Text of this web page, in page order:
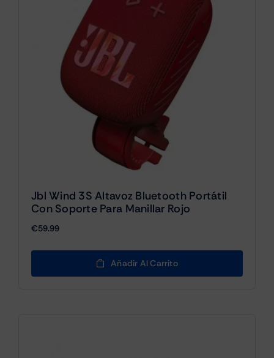
Jbl Wind 3S Altavoz Bluetooth Portátil
Con Soporte Para Manillar Rojo
€59.99
Añadir Al Carrito